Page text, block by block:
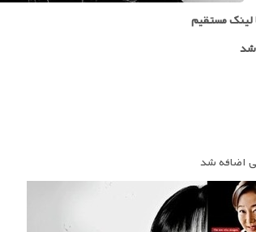
شد
اضافه شد